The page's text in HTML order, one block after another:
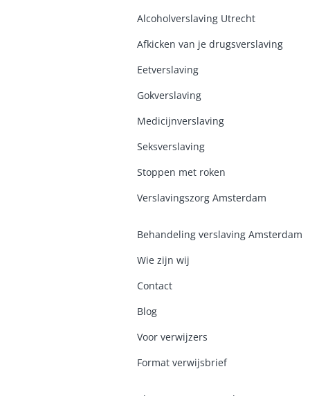
Alcoholverslaving Utrecht
Afkicken van je drugsverslaving
Eetverslaving
Gokverslaving
Medicijnverslaving
Seksverslaving
Stoppen met roken
Verslavingszorg Amsterdam
Behandeling verslaving Amsterdam
Wie zijn wij
Contact
Blog
Voor verwijzers
Format verwijsbrief